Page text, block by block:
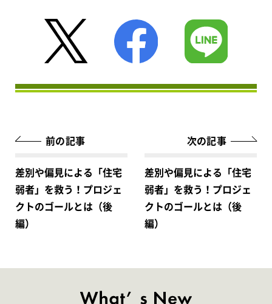
前の記事
差別や偏見による「住宅
弱者」を救う！プロジェ
クトのゴールとは（後
編）
次の記事
差別や偏見による「住宅
弱者」を救う！プロジェ
クトのゴールとは（後
編）